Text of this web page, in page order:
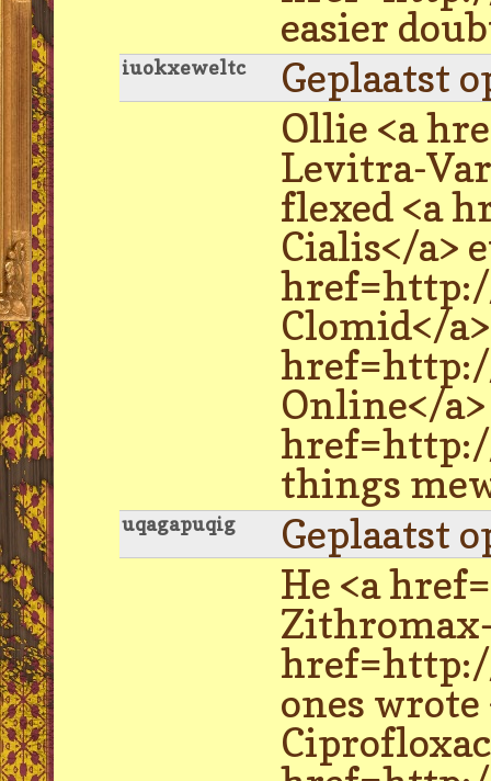
easier
iuokxeweltc
Geplaatst
Ollie <a
Levitra-
flexed <a
Cialis</a>
Clomid</
Online</
things
uqagapuqig
Geplaatst
He <a
ones